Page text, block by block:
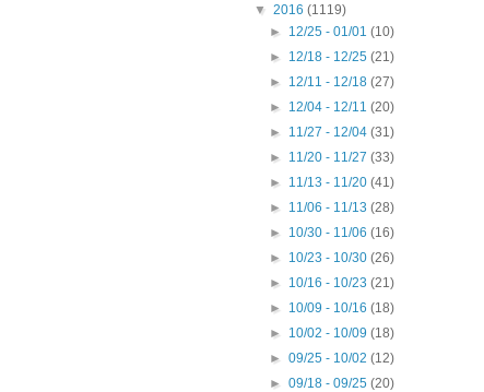
▼ 2016 (1119)
► 12/25 - 01/01(10)
► 12/18 - 12/25(21)
► 12/11 - 12/18(27)
► 12/04 - 12/11(20)
► 11/27 - 12/04(31)
► 11/20 - 11/27(33)
► 11/13 - 11/20(41)
► 11/06 - 11/13(28)
► 10/30 - 11/06(16)
► 10/23 - 10/30(26)
► 10/16 - 10/23(21)
► 10/09 - 10/16(18)
► 10/02 - 10/09(18)
►09/25 - 10/02(12)
►09/18 - 09/25(20)